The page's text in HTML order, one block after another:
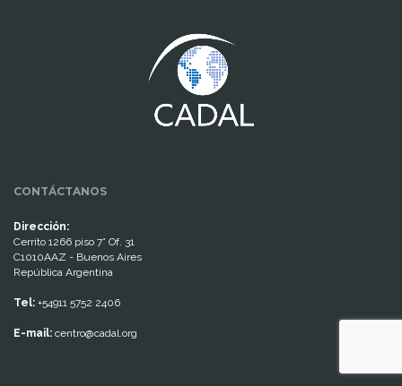
CONTÁCTANOS
Dirección:
Cerrito 1266 piso 7° Of. 31
C1010AAZ - Buenos Aires
República Argentina
Tel: +54911 5752 2406
E-mail: centro@cadal.org